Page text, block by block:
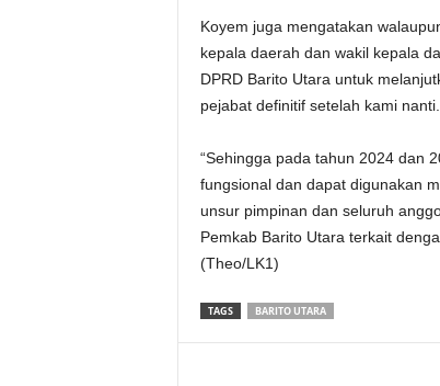
Koyem juga mengatakan
kepala daerah dan wakil kepala
DPRD Barito Utara untuk
pejabat definitif setelah kami nanti.
“Sehingga pada tahun 2024 dan
fungsional dan dapat digunakan
unsur pimpinan dan seluruh
Pemkab Barito Utara terkait
(Theo/LK1)
TAGS BARITO UTARA